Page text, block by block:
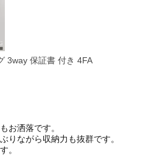
3way 保証書 付き 4FA
お洒落です。
りながら収納力も抜群です。
。